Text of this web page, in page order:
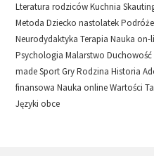
Lteratura rodzicówKuchnia
MetodaDziecko nastolatek
NeurodydaktykaTerapiaNauka
PsychologiaMalarstwoDuchowość
madeSportGryRodzinaHistoria
finansowaNauka onlineWartości
Języki obce